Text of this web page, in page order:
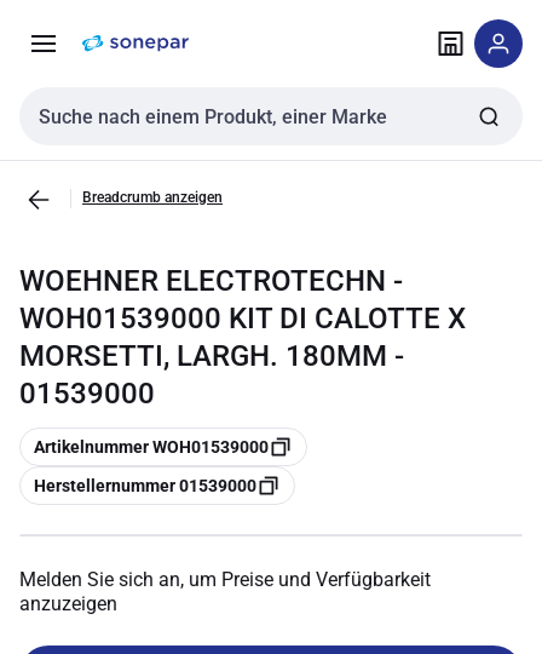
NavigationInhalt
Sucheingabe
Breadcrumb anzeigen
WOEHNER ELECTROTECHN -
WOH01539000 KIT DI CALOTTE X
MORSETTI, LARGH. 180MM -
01539000
Kopieren
Artikelnummer WOH01539000
Kopieren
Herstellernummer 01539000
Melden Sie sich an, um Preise und Verfügbarkeit
anzuzeigen